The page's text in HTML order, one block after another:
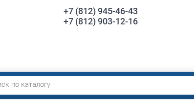
+7 (812) 945-46-43
+7 (812) 903-12-16